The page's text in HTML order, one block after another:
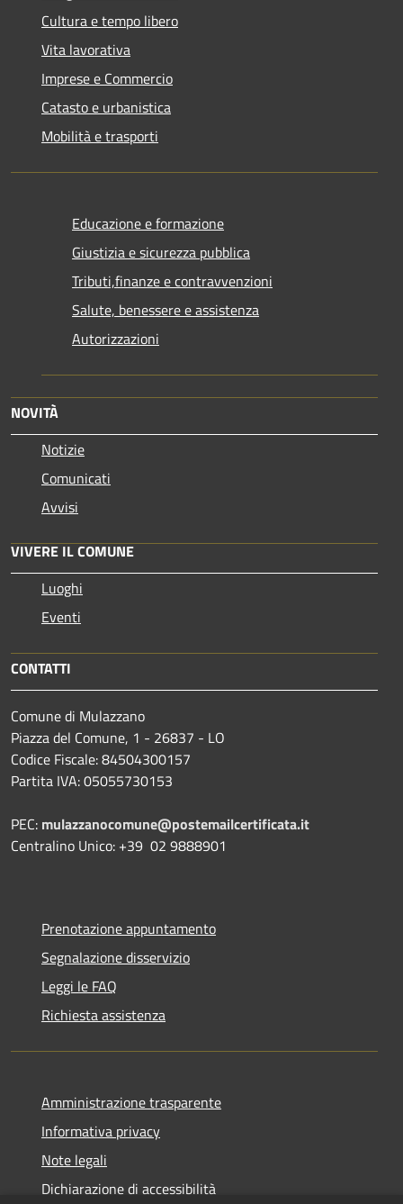
Cultura e tempo libero
Vita lavorativa
Imprese e Commercio
Catasto e urbanistica
Mobilità e trasporti
Educazione e formazione
Giustizia e sicurezza pubblica
Tributi,finanze e contravvenzioni
Salute, benessere e assistenza
Autorizzazioni
NOVITÀ
Notizie
Comunicati
Avvisi
VIVERE IL COMUNE
Luoghi
Eventi
CONTATTI
Comune di Mulazzano
Piazza del Comune, 1 - 26837 - LO
Codice Fiscale: 84504300157
Partita IVA: 05055730153
PEC: mulazzanocomune@postemailcertificata.it
Centralino Unico: +39 02 9888901
Prenotazione appuntamento
Segnalazione disservizio
Leggi le FAQ
Richiesta assistenza
Amministrazione trasparente
Informativa privacy
Note legali
Dichiarazione di accessibilità